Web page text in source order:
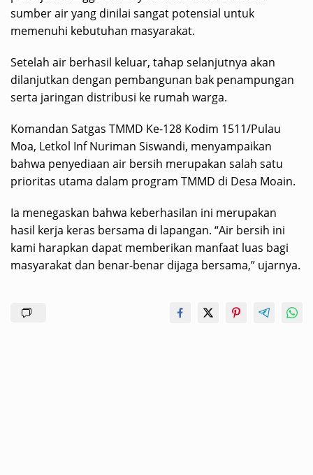
sumber air yang dinilai sangat potensial untuk
memenuhi kebutuhan masyarakat.
Setelah air berhasil keluar, tahap selanjutnya akan
dilanjutkan dengan pembangunan bak penampungan
serta jaringan distribusi ke rumah warga.
Komandan Satgas TMMD Ke-128 Kodim 1511/Pulau
Moa, Letkol Inf Nuriman Siswandi, menyampaikan
bahwa penyediaan air bersih merupakan salah satu
prioritas utama dalam program TMMD di Desa Moain.
Ia menegaskan bahwa keberhasilan ini merupakan
hasil kerja keras bersama di lapangan. “Air bersih ini
kami harapkan dapat memberikan manfaat luas bagi
masyarakat dan benar-benar dijaga bersama,” ujarnya.